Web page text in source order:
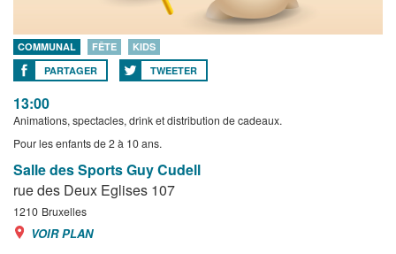
COMMUNAL FÊTE
KIDS
PARTAGER
TWEETER
13:00
Animations, spectacles, drink et distribution de cadeaux.
Pour les enfants de 2 à 10 ans.
Salle des Sports Guy Cudell
rue des Deux Eglises 107
1210 Bruxelles
VOIR PLAN